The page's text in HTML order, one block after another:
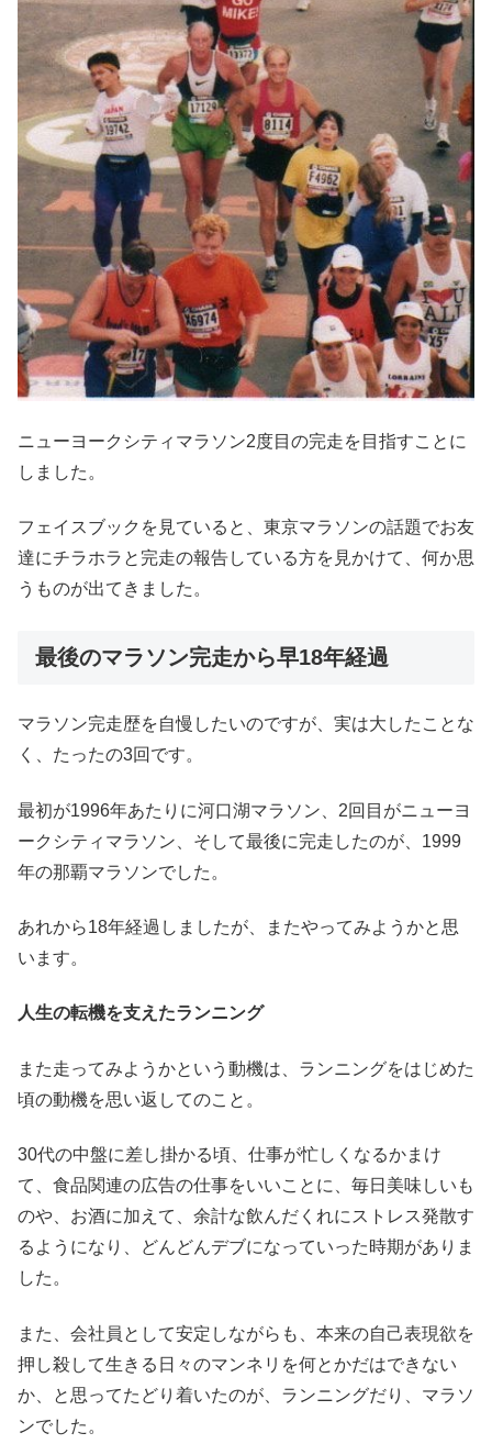
ニューヨークシティマラソン2度目の完走を目指すことに
しました。
フェイスブックを見ていると、東京マラソンの話題でお友
達にチラホラと完走の報告している方を見かけて、何か思
うものが出てきました。
最後のマラソン完走から早18年経過
マラソン完走歴を自慢したいのですが、実は大したことな
く、たったの3回です。
最初が1996年あたりに河口湖マラソン、2回目がニューヨ
ークシティマラソン、そして最後に完走したのが、1999
年の那覇マラソンでした。
あれから18年経過しましたが、またやってみようかと思
います。
人生の転機を支えたランニング
また走ってみようかという動機は、ランニングをはじめた
頃の動機を思い返してのこと。
30代の中盤に差し掛かる頃、仕事が忙しくなるかまけ
て、食品関連の広告の仕事をいいことに、毎日美味しいも
のや、お酒に加えて、余計な飲んだくれにストレス発散す
るようになり、どんどんデブになっていった時期がありま
した。
また、会社員として安定しながらも、本来の自己表現欲を
押し殺して生きる日々のマンネリを何とかだはできない
か、と思ってたどり着いたのが、ランニングだり、マラソ
ンでした。